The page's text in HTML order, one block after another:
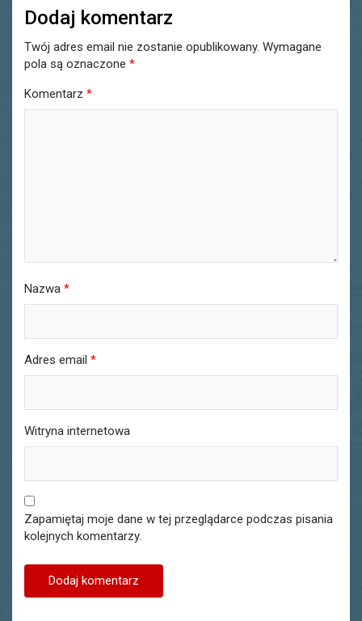
Dodaj komentarz
Twój adres email nie zostanie opublikowany. Wymagane
pola są oznaczone *
Komentarz *
Nazwa *
Adres email *
Witryna internetowa
Zapamiętaj moje dane w tej przeglądarce podczas pisania
kolejnych komentarzy.